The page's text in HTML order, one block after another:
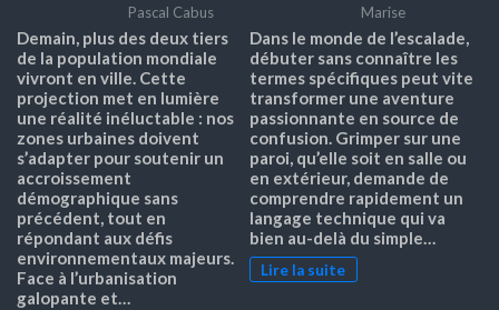
Pascal Cabus
Demain, plus des deux tiers
de la population mondiale
vivront en ville. Cette
projection met en lumière
une réalité inéluctable : nos
zones urbaines doivent
s’adapter pour soutenir un
accroissement
démographique sans
précédent, tout en
répondant aux défis
environnementaux majeurs.
Face à l’urbanisation
galopante et…
Marise
Dans le monde de l’escalade,
débuter sans connaître les
termes spécifiques peut vite
transformer une aventure
passionnante en source de
confusion. Grimper sur une
paroi, qu’elle soit en salle ou
en extérieur, demande de
comprendre rapidement un
langage technique qui va
bien au-delà du simple…
Lire la suite